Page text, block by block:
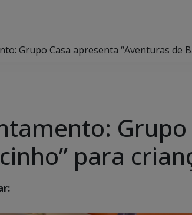
Grupo Casa apresenta “Aventuras de
para